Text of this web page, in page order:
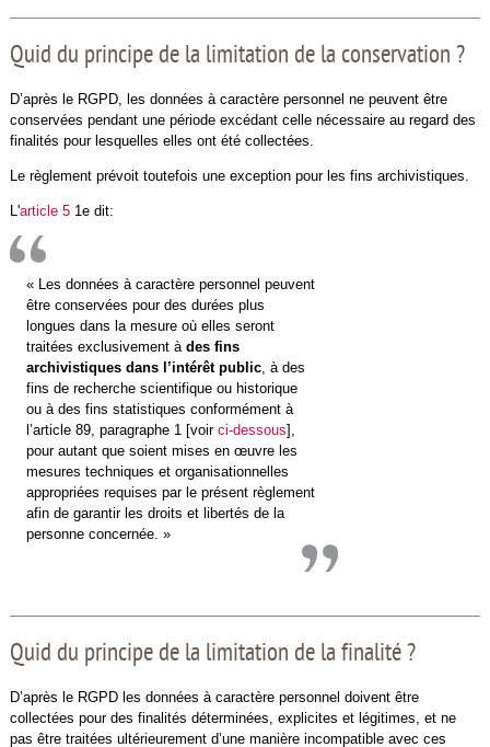
Quid du principe de la limitation de la conservation ?
D’après le RGPD, les données à caractère personnel ne peuvent être
conservées pendant une période excédant celle nécessaire au regard des
finalités pour lesquelles elles ont été collectées.
Le règlement prévoit toutefois une exception pour les fins archivistiques.
L'article 51e dit:
« Les données à caractère personnel peuvent
être conservées pour des durées plus
longues dans la mesure où elles seront
traitées exclusivement à des fins
archivistiques dans l’intérêt public, à des
fins de recherche scientifique ou historique
ou à des fins statistiques conformément à
l’article 89, paragraphe 1 [voir ci-dessous],
pour autant que soient mises en œuvre les
mesures techniques et organisationnelles
appropriées requises par le présent règlement
afin de garantir les droits et libertés de la
personne concernée. »
Quid du principe de la limitation de la finalité ?
D’après le RGPD les données à caractère personnel doivent être
collectées pour des finalités déterminées, explicites et légitimes, et ne
pas être traitées ultérieurement d’une manière incompatible avec ces